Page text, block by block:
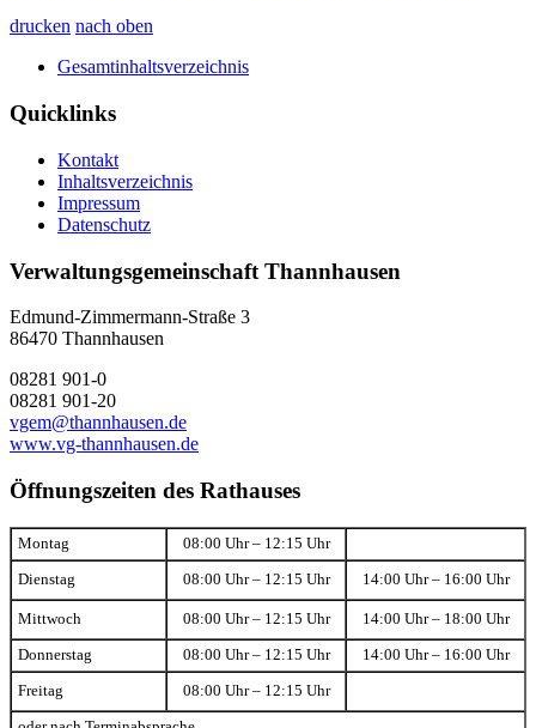
drucken nach oben
Gesamtinhaltsverzeichnis
Quicklinks
Kontakt
Inhaltsverzeichnis
Impressum
Datenschutz
Verwaltungsgemeinschaft Thannhausen
Edmund-Zimmermann-Straße 3
86470 Thannhausen
08281 901-0
08281 901-20
vgem@thannhausen.de
www.vg-thannhausen.de
Öffnungszeiten des Rathauses
Montag 08:00 Uhr – 12:15 Uhr
Dienstag 08:00 Uhr – 12:15 Uhr 14:00 Uhr – 16:00 Uhr
Mittwoch 08:00 Uhr – 12:15 Uhr 14:00 Uhr – 18:00 Uhr
Donnerstag 08:00 Uhr – 12:15 Uhr 14:00 Uhr – 16:00 Uhr
Freitag 08:00 Uhr – 12:15 Uhr